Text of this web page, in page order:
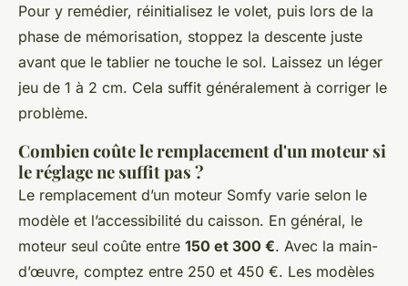
Pour y remédier, réinitialisez le volet, puis lors de la
phase de mémorisation, stoppez la descente juste
avant que le tablier ne touche le sol. Laissez un léger
jeu de 1 à 2 cm. Cela suffit généralement à corriger le
problème.
Combien coûte le remplacement d'un moteur si
le réglage ne suffit pas ?
Le remplacement d’un moteur Somfy varie selon le
modèle et l’accessibilité du caisson. En général, le
moteur seul coûte entre 150 et 300 €. Avec la main-
d’œuvre, comptez entre 250 et 450 €. Les modèles